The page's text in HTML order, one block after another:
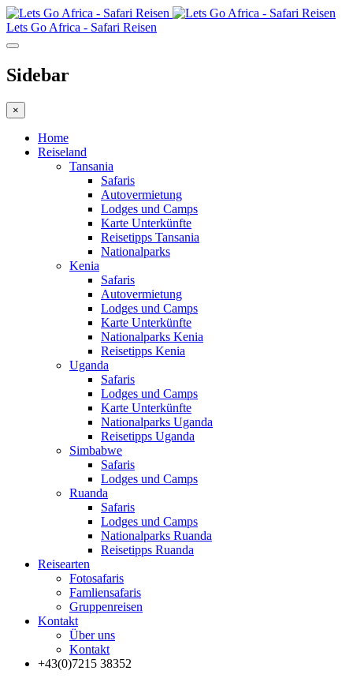
Lets Go Africa - Safari Reisen
Sidebar
×
Home
Reiseland
Tansania
Safaris
Autovermietung
Lodges und Camps
Karte Unterkünfte
Reisetipps Tansania
Nationalparks
Kenia
Safaris
Autovermietung
Lodges und Camps
Karte Unterkünfte
Nationalparks Kenia
Reisetipps Kenia
Uganda
Safaris
Lodges und Camps
Karte Unterkünfte
Nationalparks Uganda
Reisetipps Uganda
Simbabwe
Safaris
Lodges und Camps
Ruanda
Safaris
Lodges und Camps
Nationalparks Ruanda
Reisetipps Ruanda
Reisearten
Fotosafaris
Famliensafaris
Gruppenreisen
Kontakt
Über uns
Kontakt
+43(0)7215 38352